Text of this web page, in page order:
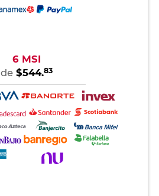
6 MSI
de $544.83